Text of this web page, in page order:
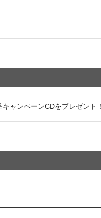
ャンペーンCDをプレゼント！